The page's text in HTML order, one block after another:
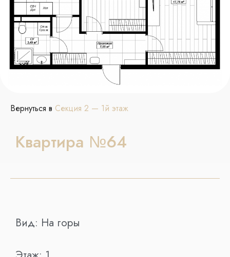
Вернуться в Секция 2 — 1й этаж
Квартира №64
Вид: На горы